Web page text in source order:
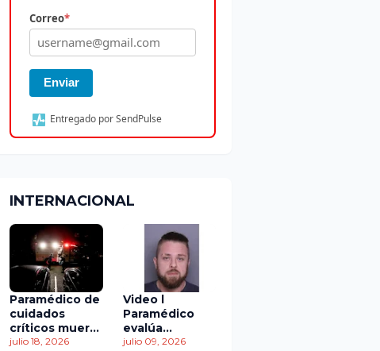
Correo*
Enviar
Entregado por SendPulse
INTERNACIONAL
Paramédico de
cuidados
críticos muere
en accidente
julio 18, 2026
Video l
Paramédico
evalúa
acuerdo de
julio 09, 2026